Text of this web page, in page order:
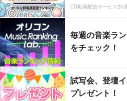
CS動画配信サービス20
毎週の音楽ラ
をチェック！
試写会、登壇
プレゼント！